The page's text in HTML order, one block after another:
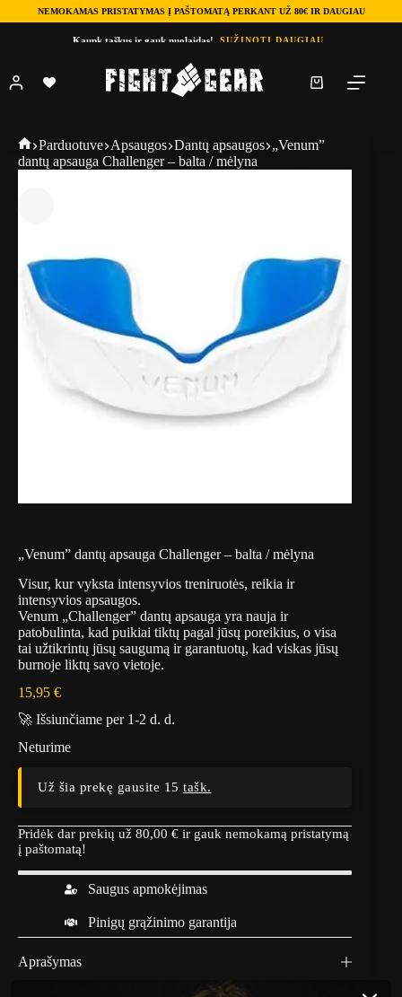
NEMOKAMAS PRISTATYMAS Į PAŠTOMATĄ PERKANT UŽ 80€ IR DAUGIAU
Kaupk taškus ir gauk nuolaidas! SUŽINOTI DAUGIAU
Shopping
cart
Fightgear
Parduotuve Apsaugos Dantų apsaugos „Venum”
dantų apsauga Challenger – balta / mėlyna
„Venum” dantų apsauga Challenger – balta / mėlyna
Visur, kur vyksta intensyvios treniruotės, reikia ir
intensyvios apsaugos.
Venum „Challenger” dantų apsauga yra nauja ir
patobulinta, kad puikiai tiktų pagal jūsų poreikius, o visa
tai užtikrintų jūsų saugumą ir garantuotų, kad viskas jūsų
burnoje liktų savo vietoje.
15,95 €
🚀 Išsiunčiame per 1-2 d. d.
Neturime
Už šia prekę gausite 15 tašk.
Pridėk dar prekių už 80,00 € ir gauk nemokamą pristatymą
į paštomatą!
Saugus apmokėjimas
Pinigų grąžinimo garantija
Aprašymas